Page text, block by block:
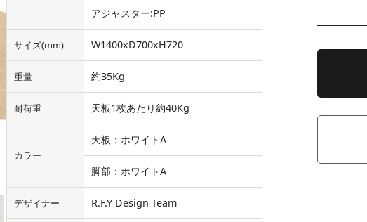
アジャスター:PP
サイズ(mm) W1400xD700xH720
重量 約35Kg
耐荷重 天板1枚あたり約40Kg
カラー
天板：ホワイトA
脚部：ホワイトA
デザイナー R.F.Y Design Team